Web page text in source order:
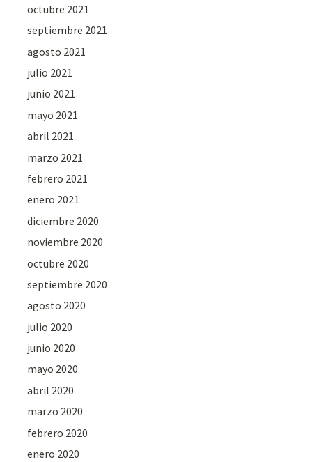
octubre 2021
septiembre 2021
agosto 2021
julio 2021
junio 2021
mayo 2021
abril 2021
marzo 2021
febrero 2021
enero 2021
diciembre 2020
noviembre 2020
octubre 2020
septiembre 2020
agosto 2020
julio 2020
junio 2020
mayo 2020
abril 2020
marzo 2020
febrero 2020
enero 2020